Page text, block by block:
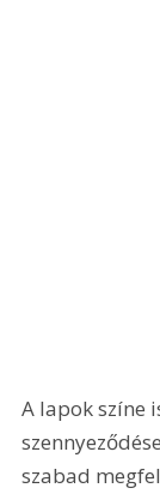
A lapok színe
szabad